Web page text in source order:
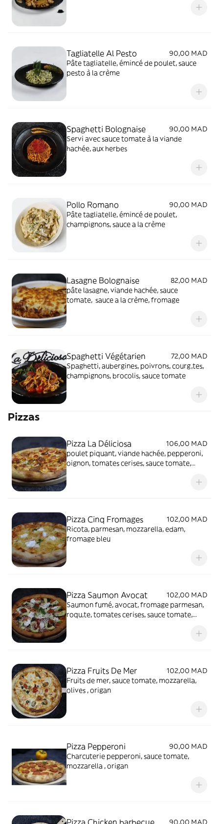
Tagliatelle Al Pesto
90,00 MAD
Pâte tagliatelle, émincé de poulet, sauce
pesto à la crème
Spaghetti Bolognaise
90,00 MAD
Servi avec sauce tomate à la viande
hachée, aux herbes
Pollo Romano
90,00 MAD
Pâte tagliatelle, émincé de poulet,
champignons, sauce a la crème
Lasagne Bolognaise
82,00 MAD
pâte lasagne, viande hachée, sauce
tomate, sauce a la crème, fromage
Spaghetti Végétarien
72,00 MAD
Spaghetti, aubergines, poivrons, courg,tes,
champignons, brocolis, sauce tomate
Pizzas
Pizza La Déliciosa
106,00 MAD
poulet piquant, viande hachée, pepperoni,
oignon, tomates cerises, sauce tomate,
Pizza Cinq Fromages
102,00 MAD
Ricota, parmesan, mozzarella, edam,
fromage bleu
Pizza Saumon Avocat
102,00 MAD
Saumon fumé, avocat, fromage parmesan,
roqu,te, tomates cerises, sauce tomate,
Pizza Fruits De Mer
102,00 MAD
Fruits de mer, sauce tomate, mozzarella,
olives , origan
Pizza Pepperoni
90,00 MAD
Charcuterie pepperoni, sauce tomate,
mozzarella , origan
Pizza Chicken barbecue 90,00 MAD